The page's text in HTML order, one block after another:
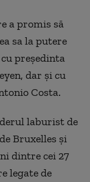
a promis să
sa la putere
preşedinta
dar și cu
Costa.
laburist de
Bruxelles şi
dintre cei 27
legate de